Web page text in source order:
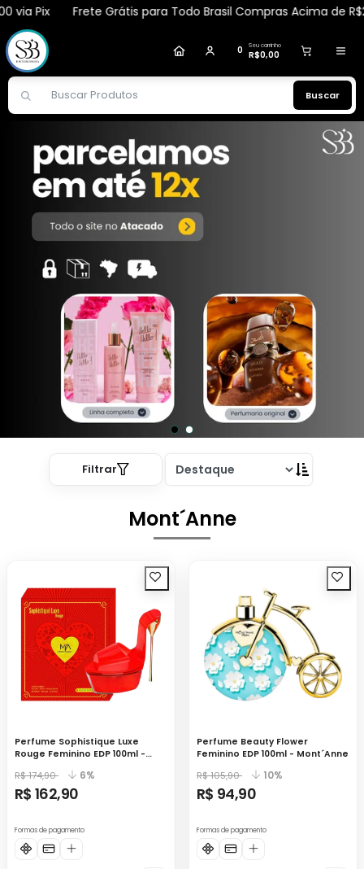
Pix Frete Grátis para Todo Brasil Compras Acima de
0 Seu carrinho
R$0,00
Buscar
Filtrar
Mont´Anne
Perfume Sophistique Luxe
Rouge Feminino EDP 100ml -
R$ 174,90 6%
R$ 162,90
Formas de pagamento
Perfume Beauty Flower
Feminino EDP 100ml - Mont´Anne
R$ 105,90 10%
R$ 94,90
Formas de pagamento
RamilacomprouSabonete Facial Rosa Mosqueta
Pedido de R$ 740,64